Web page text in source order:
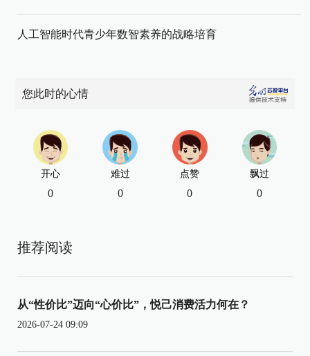
人工智能时代青少年数智素养的战略培育
您此时的心情
开心
0
难过
0
点赞
0
飘过
0
推荐阅读
从“性价比”迈向“心价比”，悦己消费活力何在？
2026-07-24 09:09